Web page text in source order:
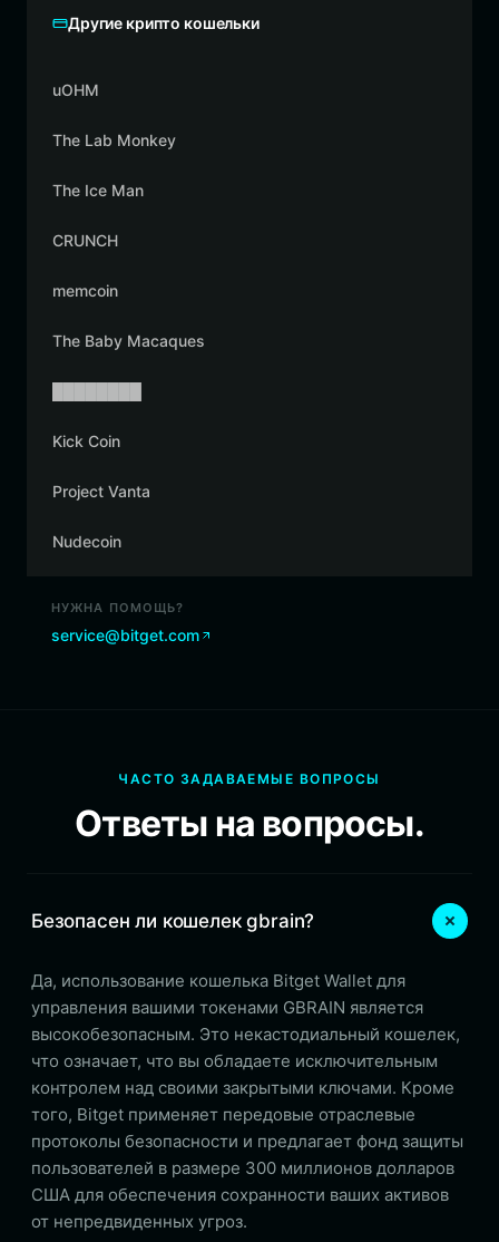
Другие крипто кошельки
uOHM
The Lab Monkey
The Ice Man
CRUNCH
memcoin
The Baby Macaques
Kick Coin
Project Vanta
Nudecoin
НУЖНА ПОМОЩЬ?
service@bitget.com
ЧАСТО ЗАДАВАЕМЫЕ ВОПРОСЫ
Ответы на вопросы.
Безопасен ли кошелек gbrain?
Да, использование кошелька Bitget Wallet для
управления вашими токенами GBRAIN является
высокобезопасным. Это некастодиальный кошелек,
что означает, что вы обладаете исключительным
контролем над своими закрытыми ключами. Кроме
того, Bitget применяет передовые отраслевые
протоколы безопасности и предлагает фонд защиты
пользователей в размере 300 миллионов долларов
США для обеспечения сохранности ваших активов
от непредвиденных угроз.